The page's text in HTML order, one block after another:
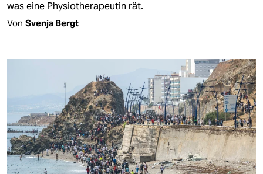
was eine Physiotherapeutin rät.
Von Svenja Bergt